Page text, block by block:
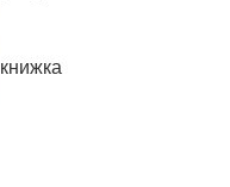
книжка